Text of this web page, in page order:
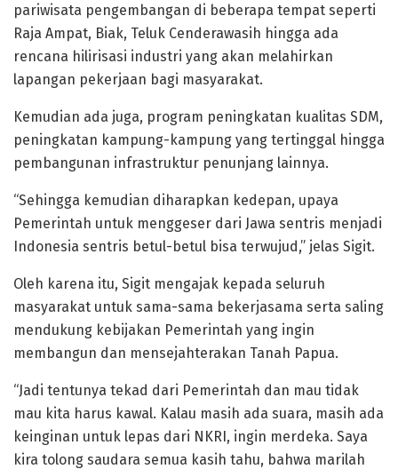
pariwisata pengembangan di beberapa tempat seperti
Raja Ampat, Biak, Teluk Cenderawasih hingga ada
rencana hilirisasi industri yang akan melahirkan
lapangan pekerjaan bagi masyarakat.
Kemudian ada juga, program peningkatan kualitas SDM,
peningkatan kampung-kampung yang tertinggal hingga
pembangunan infrastruktur penunjang lainnya.
“Sehingga kemudian diharapkan kedepan, upaya
Pemerintah untuk menggeser dari Jawa sentris menjadi
Indonesia sentris betul-betul bisa terwujud,” jelas Sigit.
Oleh karena itu, Sigit mengajak kepada seluruh
masyarakat untuk sama-sama bekerjasama serta saling
mendukung kebijakan Pemerintah yang ingin
membangun dan mensejahterakan Tanah Papua.
“Jadi tentunya tekad dari Pemerintah dan mau tidak
mau kita harus kawal. Kalau masih ada suara, masih ada
keinginan untuk lepas dari NKRI, ingin merdeka. Saya
kira tolong saudara semua kasih tahu, bahwa marilah